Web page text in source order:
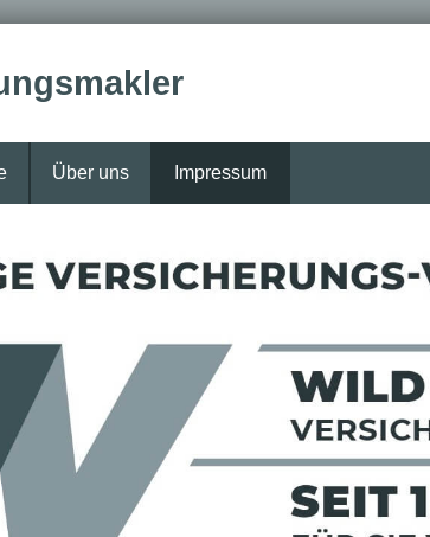
Über uns Impressum